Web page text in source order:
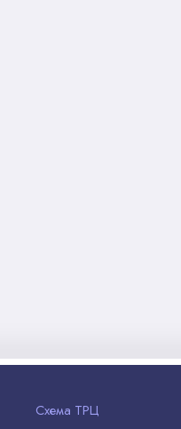
Схема ТРЦ